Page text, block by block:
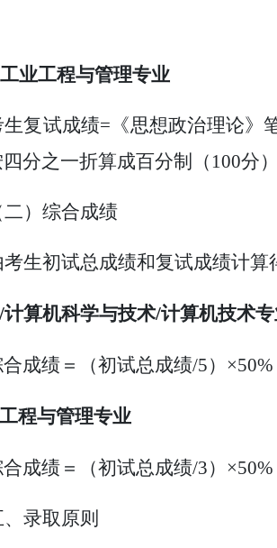
业工程与管理专业
生复试成绩=《思想政治理论》
分之一折算成百分制（100分
二）综合成绩
考生初试总成绩和复试成绩计
计算机科学与技术/计算机技术
成绩＝（初试总成绩/5）
程与管理专业
成绩＝（初试总成绩/3）
录取原则